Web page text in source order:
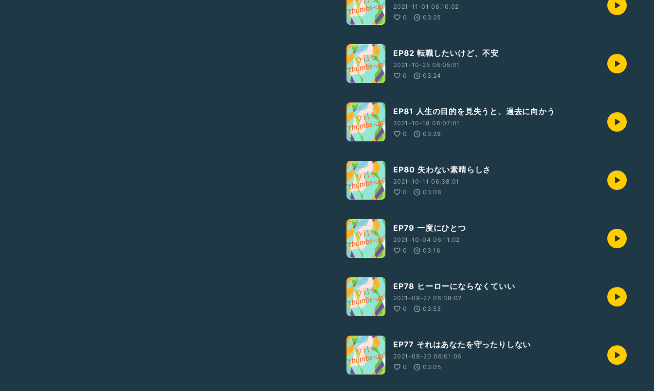
2021-11-01 06:10:02
0
03:25
EP82 転職したいけど、不安
2021-10-25 06:05:01
0
03:24
EP81 人生の目的を見失うと、過去に向かう
2021-10-18 06:07:01
0
03:29
EP80 失わない素晴らしさ
2021-10-11 06:38:01
0
03:08
EP79 一度にひとつ
2021-10-04 06:11:02
0
03:16
EP78 ヒーローにならなくていい
2021-09-27 06:38:02
0
03:53
EP77 それはあなたを守ったりしない
2021-09-20 06:01:06
0
03:05